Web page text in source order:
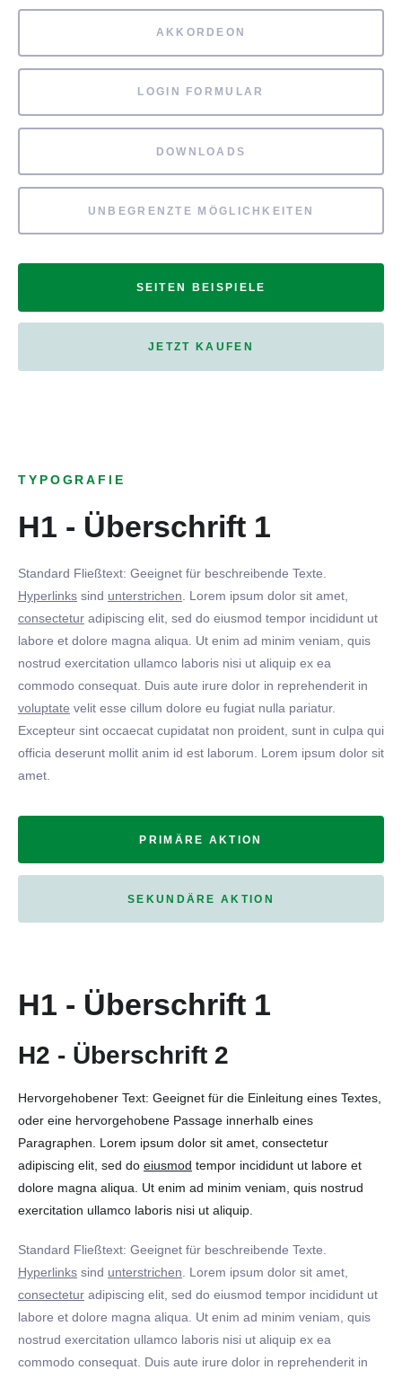
AKKORDEON
LOGIN FORMULAR
DOWNLOADS
UNBEGRENZTE MÖGLICHKEITEN
SEITEN BEISPIELE
JETZT KAUFEN
TYPOGRAFIE
H1 - Überschrift 1
Standard Fließtext: Geeignet für beschreibende Texte.
Hyperlinks sind unterstrichen . Lorem ipsum dolor sit amet,
consectetur adipiscing elit, sed do eiusmod tempor incididunt ut
labore et dolore magna aliqua. Ut enim ad minim veniam, quis
nostrud exercitation ullamco laboris nisi ut aliquip ex ea
commodo consequat. Duis aute irure dolor in reprehenderit in
voluptate velit esse cillum dolore eu fugiat nulla pariatur.
Excepteur sint occaecat cupidatat non proident, sunt in culpa qui
officia deserunt mollit anim id est laborum. Lorem ipsum dolor sit
amet.
PRIMÄRE AKTION
SEKUNDÄRE AKTION
H1 - Überschrift 1
H2 - Überschrift 2
Hervorgehobener Text: Geeignet für die Einleitung eines Textes,
oder eine hervorgehobene Passage innerhalb eines
Paragraphen. Lorem ipsum dolor sit amet, consectetur
adipiscing elit, sed do eiusmod tempor incididunt ut labore et
dolore magna aliqua. Ut enim ad minim veniam, quis nostrud
exercitation ullamco laboris nisi ut aliquip.
Standard Fließtext: Geeignet für beschreibende Texte.
Hyperlinks sind unterstrichen. Lorem ipsum dolor sit amet,
consectetur adipiscing elit, sed do eiusmod tempor incididunt ut
labore et dolore magna aliqua. Ut enim ad minim veniam, quis
nostrud exercitation ullamco laboris nisi ut aliquip ex ea
commodo consequat. Duis aute irure dolor in reprehenderit in